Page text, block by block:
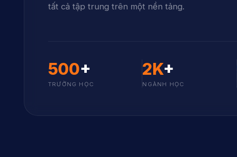
tất cả tập trung trên một nền tảng.
500+
TRƯỜNG HỌC
2K+
NGÀNH HỌC